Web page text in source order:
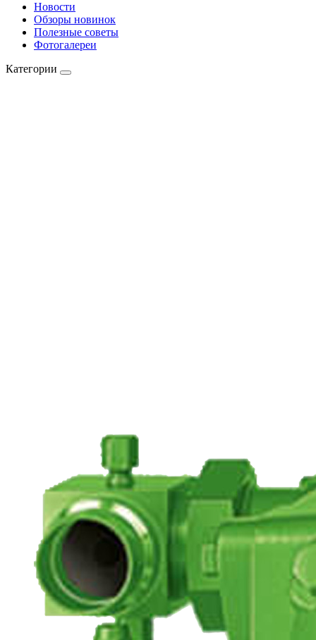
Новости
Обзоры новинок
Полезные советы
Фотогалереи
Категории